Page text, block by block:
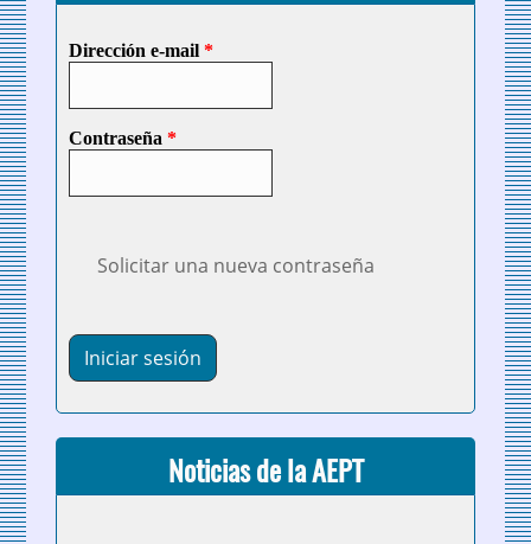
Dirección e-mail *
Contraseña *
Solicitar una nueva contraseña
Noticias de la AEPT